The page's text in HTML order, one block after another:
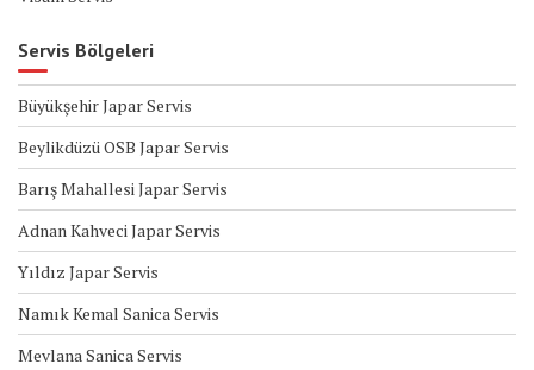
Servis Bölgeleri
Büyükşehir Japar Servis
Beylikdüzü OSB Japar Servis
Barış Mahallesi Japar Servis
Adnan Kahveci Japar Servis
Yıldız Japar Servis
Namık Kemal Sanica Servis
Mevlana Sanica Servis